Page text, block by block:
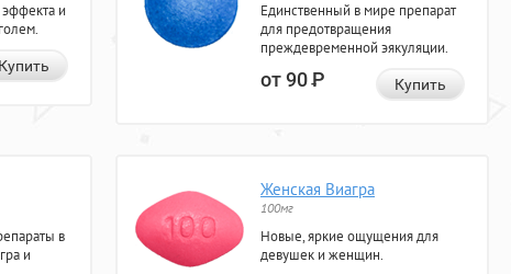
и
Купить
Единственный в мире препарат
для предотвращения
преждевременной эякуляции.
от 90Р Купить
в
и
Женская Виагра
100мг
Новые, яркие ощущения для
девушек и женщин.